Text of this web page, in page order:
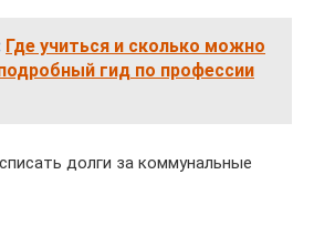
Где учиться и сколько можно
гид по профессии
долги за коммунальные